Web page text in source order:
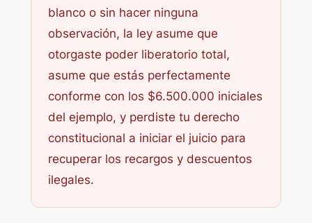
blanco o sin hacer ninguna
observación, la ley asume que
otorgaste poder liberatorio total,
asume que estás perfectamente
conforme con los $6.500.000 iniciales
del ejemplo, y perdiste tu derecho
constitucional a iniciar el juicio para
recuperar los recargos y descuentos
ilegales.